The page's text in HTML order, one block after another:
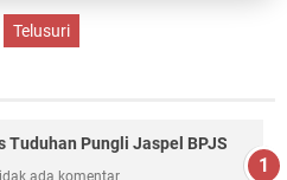
Tuduhan Pungli Jaspel BPJS
ada komentar